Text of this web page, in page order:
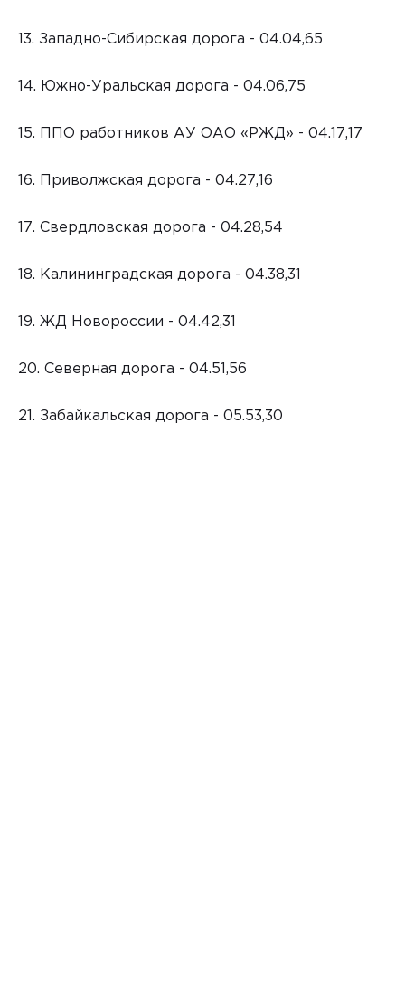
13. Западно-Сибирская дорога - 04.04,65
14. Южно-Уральская дорога - 04.06,75
15. ППО работников АУ ОАО «РЖД» - 04.17,17
16. Приволжская дорога - 04.27,16
17. Свердловская дорога - 04.28,54
18. Калининградская дорога - 04.38,31
19. ЖД Новороссии - 04.42,31
20. Северная дорога - 04.51,56
21. Забайкальская дорога - 05.53,30